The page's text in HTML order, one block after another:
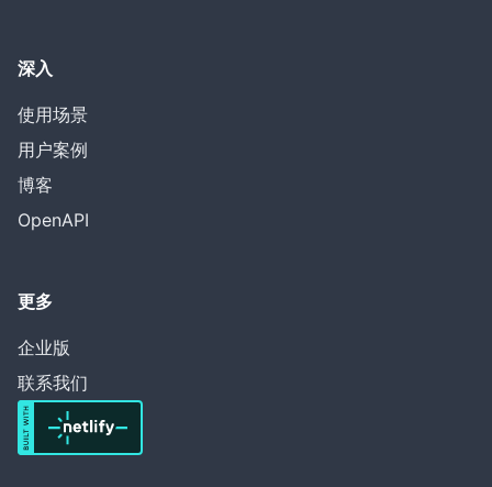
深入
使用场景
用户案例
博客
OpenAPI
更多
企业版
联系我们